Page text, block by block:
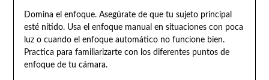
Domina el enfoque. Asegúrate de que tu sujeto principal
esté nítido. Usa el enfoque manual en situaciones con poca
luz o cuando el enfoque automático no funcione bien.
Practica para familiarizarte con los diferentes puntos de
enfoque de tu cámara.